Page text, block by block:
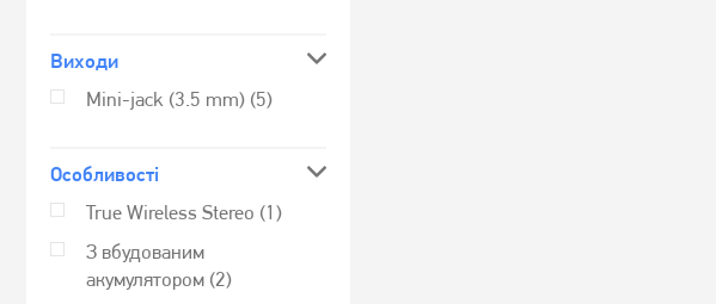
Виходи
Mini-jack (3.5 mm) (5)
Особливості
True Wireless Stereo (1)
З вбудованим
акумулятором (2)